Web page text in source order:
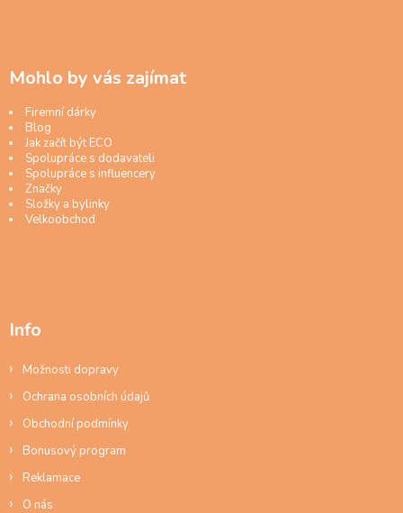
Mohlo by vás zajímat
Firemní dárky
Blog
Jak začít být ECO
Spolupráce s dodavateli
Spolupráce s influencery
Značky
Složky a bylinky
Velkoobchod
Info
Možnosti dopravy
Ochrana osobních údajů
Obchodní podmínky
Bonusový program
Reklamace
O nás